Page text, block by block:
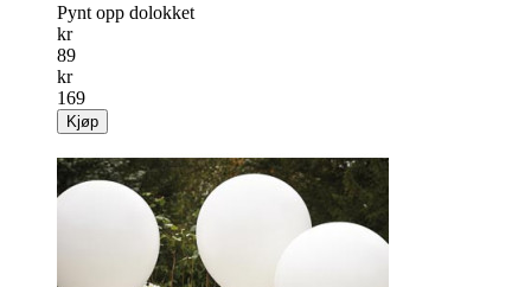
Pynt opp dolokket
kr
89
kr
169
Kjøp